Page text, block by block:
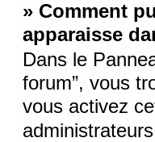
» Comment
apparaisse
Dans le
forum”, vous
vous activez